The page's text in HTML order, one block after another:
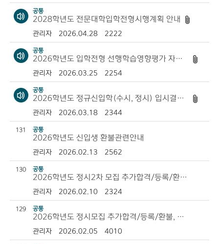
공통
2028학년도 전문대학입학전형시행계획 안내
관리자 2026.04.28 2222
공통
2026학년도 입학전형 선행학습영향평가 자체평가보고서 공개
관리자 2026.03.25 2254
공통
2026학년도 정규신입학(수시, 정시) 입시결과 공개
관리자 2026.03.18 2344
131 공통
2026학년도 신입생 환불관련안내
관리자 2026.02.13 2562
130 공통
2026학년도 정시2차 모집 추가합격/등록/환불, 학과 변경 안내
관리자 2026.02.10 2324
129 공통
2026학년도 정시모집 추가합격/등록/환불, 학과 변경 안내
관리자 2026.02.05 4010